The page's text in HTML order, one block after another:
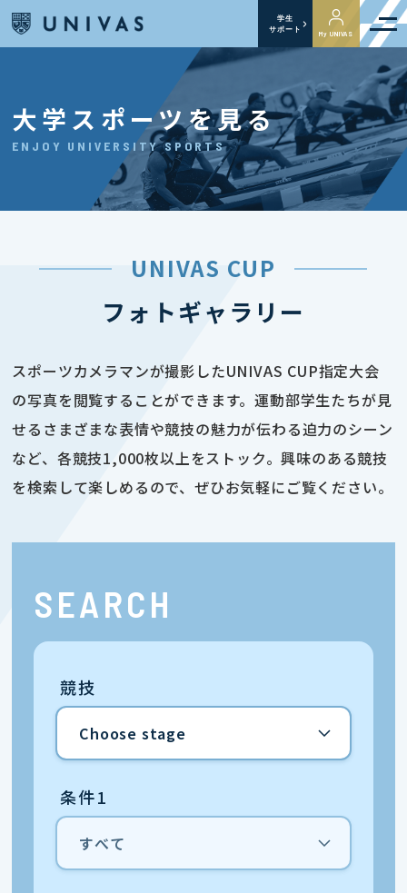
学生
サポート
My UNIVAS
大学スポーツを見る
ENJOY UNIVERSITY SPORTS
UNIVAS CUP
フォトギャラリー
スポーツカメラマンが撮影したUNIVAS CUP指定大会
の写真を閲覧することができます。運動部学生たちが見
せるさまざまな表情や競技の魅力が伝わる迫力のシーン
など、各競技1,000枚以上をストック。興味のある競技
を検索して楽しめるので、ぜひお気軽にご覧ください。
SEARCH
競技
条件1